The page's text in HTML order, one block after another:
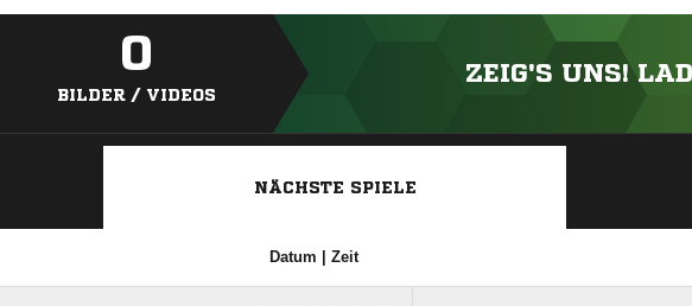
0
BILDER / VIDEOS
ZEIG'S UNS!
NÄCHSTE SPIELE
Datum | Zeit